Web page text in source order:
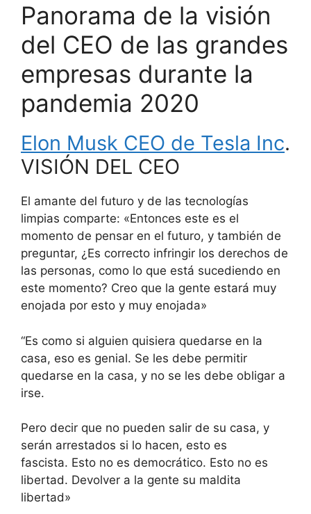
Panorama de la visión
del CEO de las grandes
empresas durante la
pandemia 2020
Elon Musk CEO de Tesla Inc.
VISIÓN DEL CEO
El amante del futuro y de las tecnologías
limpias comparte: «Entonces este es el
momento de pensar en el futuro, y también de
preguntar, ¿Es correcto infringir los derechos de
las personas, como lo que está sucediendo en
este momento? Creo que la gente estará muy
enojada por esto y muy enojada»
“Es como si alguien quisiera quedarse en la
casa, eso es genial. Se les debe permitir
quedarse en la casa, y no se les debe obligar a
irse.
Pero decir que no pueden salir de su casa, y
serán arrestados si lo hacen, esto es
fascista. Esto no es democrático. Esto no es
libertad. Devolver a la gente su maldita
libertad»